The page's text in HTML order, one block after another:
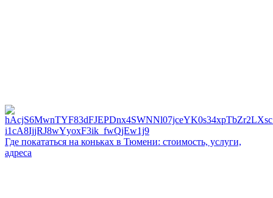
Где покататься на коньках в Тюмени: стоимость, услуги,
адреса